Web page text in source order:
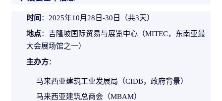
时间：2025年10月28日-30日（共3天）
地点：吉隆坡国际贸易与展览中心（MITEC，东南亚最
大会展场馆之一）
主办方：
马来西亚建筑工业发展局（CIDB，政府背景）
马来西亚建筑总商会（MBAM）